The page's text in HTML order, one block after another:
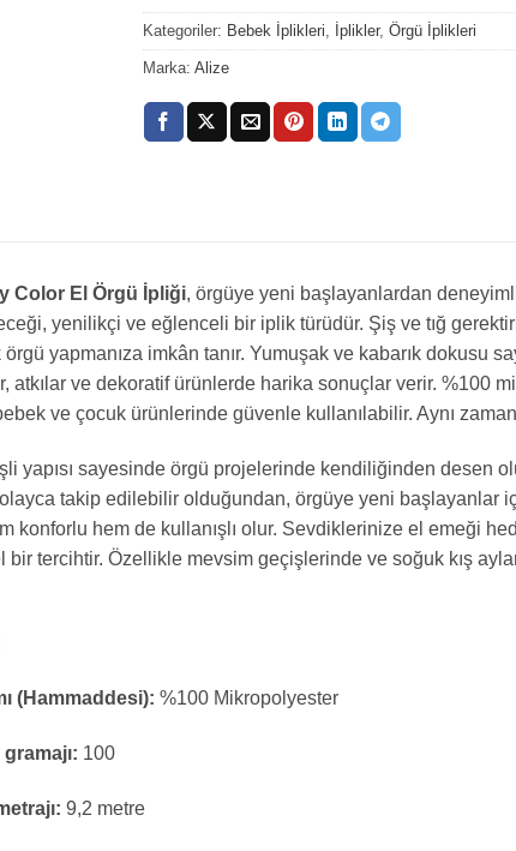
Kategoriler: Bebek İplikleri İplikler, Örgü İplikleri
Marka: Alize
Color El Örgü İpliği, örgüye yeni başlayanlardan
yenilikçi ve eğlenceli bir iplik türüdür. Şiş ve tığ
yapmanıza imkân tanır. Yumuşak ve kabarık dokusu
atkılar ve dekoratif ürünlerde harika sonuçlar verir. %100
ve çocuk ürünlerinde güvenle kullanılabilir. Aynı
yapısı sayesinde örgü projelerinde kendiliğinden desen
takip edilebilir olduğundan, örgüye yeni başlayanlar
konforlu hem de kullanışlı olur. Sevdiklerinize el emeği
bir tercihtir. Özellikle mevsim geçişlerinde ve soğuk kış
(Hammaddesi): %100 Mikropolyester
100
9,2 metre